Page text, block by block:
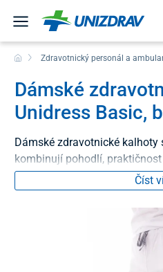
Zdravotnický personál a
Dámské
Unidress Basic,
Dámské zdravotnické kalhoty
kombinují pohodlí,
Číst